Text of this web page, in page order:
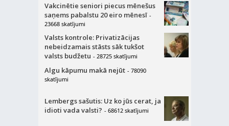
Vakcinētie seniori piecus mēnešus
saņems pabalstu 20 eiro mēnesī -
23668 skatījumi
Valsts kontrole: Privatizācijas
nebeidzamais stāsts sāk tukšot
valsts budžetu - 28725 skatījumi
Algu kāpumu makā nejūt - 78090
skatījumi
Lembergs sašutis: Uz ko jūs cerat, ja
idioti vada valsti? - 68612 skatījumi